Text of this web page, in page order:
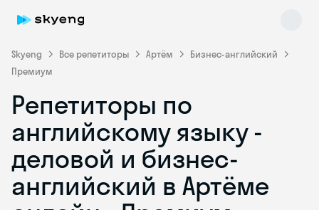
Skyeng Все репетиторы Артём
Бизнес-английский
Премиум
Репетиторы по
английскому языку -
деловой и бизнес-
английский в Артёме
Skyeng Chat